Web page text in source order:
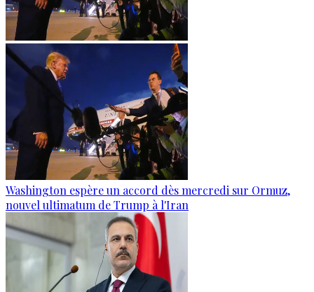
Washington espère un accord dès mercredi sur Ormuz,
nouvel ultimatum de Trump à l'Iran